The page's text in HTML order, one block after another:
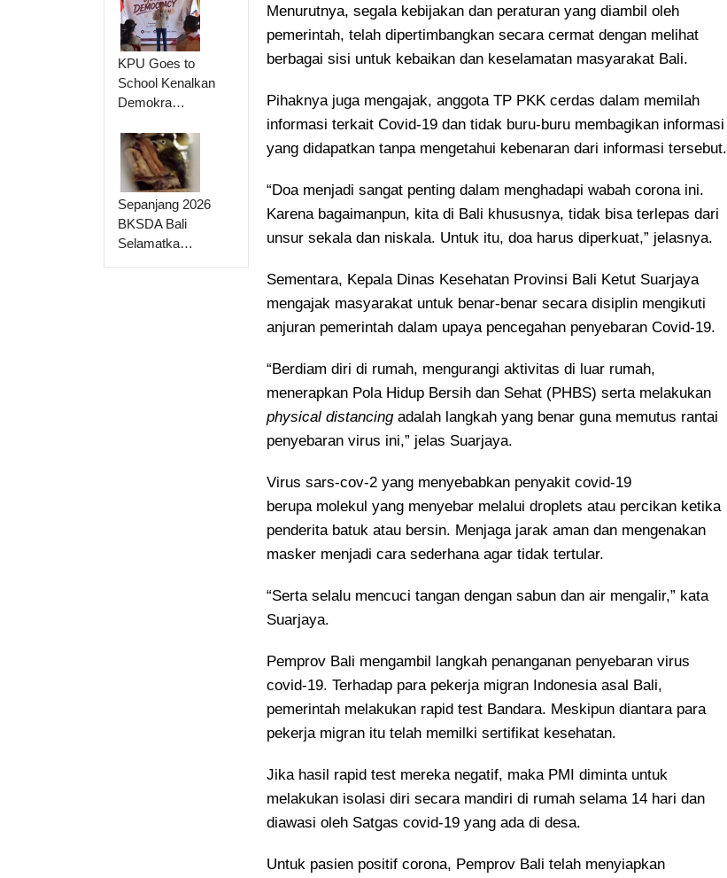
KPU Goes to
School Kenalkan
Demokra…
Sepanjang 2026
BKSDA Bali
Selamatka…
Menurutnya, segala kebijakan dan peraturan yang diambil oleh
pemerintah, telah dipertimbangkan secara cermat dengan melihat
berbagai sisi untuk kebaikan dan keselamatan masyarakat Bali.
Pihaknya juga mengajak, anggota TP PKK cerdas dalam memilah
informasi terkait Covid-19 dan tidak buru-buru membagikan informasi
yang didapatkan tanpa mengetahui kebenaran dari informasi tersebut.
“Doa menjadi sangat penting dalam menghadapi wabah corona ini.
Karena bagaimanpun, kita di Bali khususnya, tidak bisa terlepas dari
unsur sekala dan niskala. Untuk itu, doa harus diperkuat,” jelasnya.
Sementara, Kepala Dinas Kesehatan Provinsi Bali Ketut Suarjaya
mengajak masyarakat untuk benar-benar secara disiplin mengikuti
anjuran pemerintah dalam upaya pencegahan penyebaran Covid-19.
“Berdiam diri di rumah, mengurangi aktivitas di luar rumah,
menerapkan Pola Hidup Bersih dan Sehat (PHBS) serta melakukan
physical distancingadalah langkah yang benar guna memutus rantai
penyebaran virus ini,” jelas Suarjaya.
Virus sars-cov-2 yang menyebabkan penyakit covid-19
berupa molekul yang menyebar melalui droplets atau percikan ketika
penderita batuk atau bersin. Menjaga jarak aman dan mengenakan
masker menjadi cara sederhana agar tidak tertular.
“Serta selalu mencuci tangan dengan sabun dan air mengalir,” kata
Suarjaya.
Pemprov Bali mengambil langkah penanganan penyebaran virus
covid-19. Terhadap para pekerja migran Indonesia asal Bali,
pemerintah melakukan rapid test Bandara. Meskipun diantara para
pekerja migran itu telah memilki sertifikat kesehatan.
Jika hasil rapid test mereka negatif, maka PMI diminta untuk
melakukan isolasi diri secara mandiri di rumah selama 14 hari dan
diawasi oleh Satgas covid-19 yang ada di desa.
Untuk pasien positif corona, Pemprov Bali telah menyiapkan